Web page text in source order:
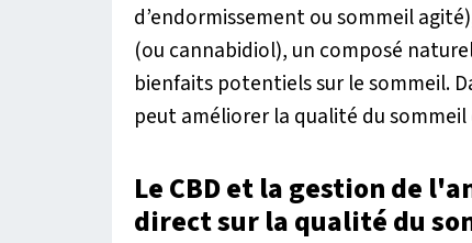
d’endormissement ou sommeil
(ou cannabidiol), un composé
bienfaits potentiels sur le sommeil.
peut améliorer la qualité du
Le CBD et la gestion de
direct sur la qualité du